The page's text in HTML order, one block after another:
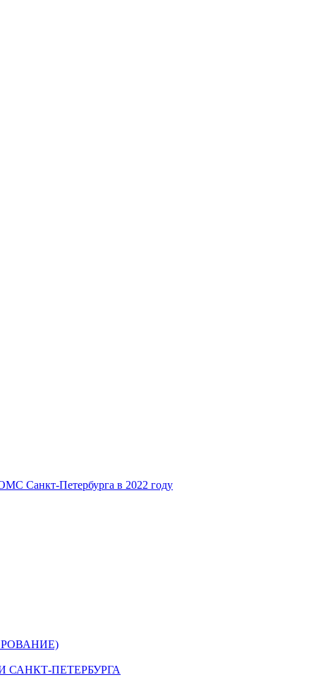
Санкт-Петербурга в 2022 году
ПЕТЕРБУРГА